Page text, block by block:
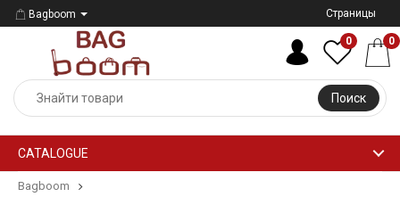
Bagboom Страницы
Поиск
0 0
CATALOGUE
Bagboom